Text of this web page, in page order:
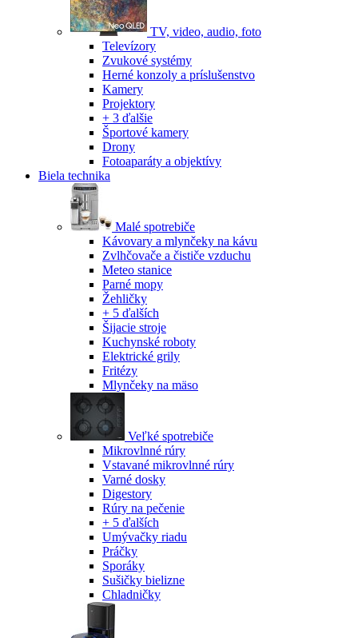
TV, video, audio, foto
Televízory
Zvukové systémy
Herné konzoly a príslušenstvo
Kamery
Projektory
+ 3 ďalšie
Športové kamery
Drony
Fotoaparáty a objektívy
Biela technika
Malé spotrebiče
Kávovary a mlynčeky na kávu
Zvlhčovače a čističe vzduchu
Meteo stanice
Parné mopy
Žehličky
+ 5 ďalších
Šijacie stroje
Kuchynské roboty
Elektrické grily
Fritézy
Mlynčeky na mäso
Veľké spotrebiče
Mikrovlnné rúry
Vstavané mikrovlnné rúry
Varné dosky
Digestory
Rúry na pečenie
+ 5 ďalších
Umývačky riadu
Práčky
Sporáky
Sušičky bielizne
Chladničky